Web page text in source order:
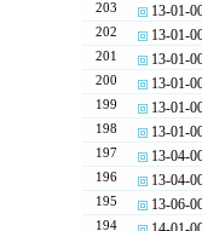
203 13-01-
202 13-01-
201 13-01-
200 13-01-
199 13-01-
198 13-01-
197 13-04-
196 13-04-
195 13-06-
194